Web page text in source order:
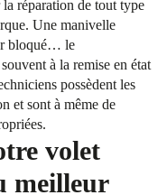
réparation de tout type
Une manivelle
bloqué… le
à la remise en état
possèdent les
et sont à même de
volet
meilleur